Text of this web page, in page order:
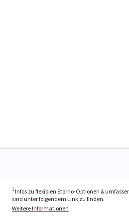
1 Infos zu flexiblen Storno-Optionen &
sind unter folgendem Link zu finden.
Weitere Informationen